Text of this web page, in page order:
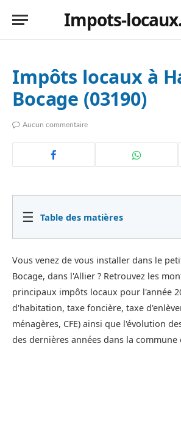
Impots-
Impôts locaux à
Bocage (03190)
Aucun commentaire
☰ Table des matières
Vous venez de vous installer dans le
Bocage, dans l'Allier ? Retrouvez les
principaux impôts locaux pour l'année
d'habitation, taxe foncière, taxe
ménagères, CFE) ainsi que l'évolution
des dernières années dans la commune